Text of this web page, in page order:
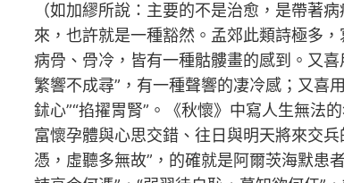
（如加繆所說：主要的不是治愈，是帶著
來，也許就是一種豁然。孟郊此類詩極多
病骨、骨冷，皆有一種骷髏畫的感到。又喜
繁響不成尋”，有一種聲響的凄冷感；又喜
鉥心”“掐擢胃腎”。《秋懷》中寫人生無法
富懷孕體與心思交錯、往日與明天將來交
憑，虛聽多無故”，的確就是阿爾茨海默患